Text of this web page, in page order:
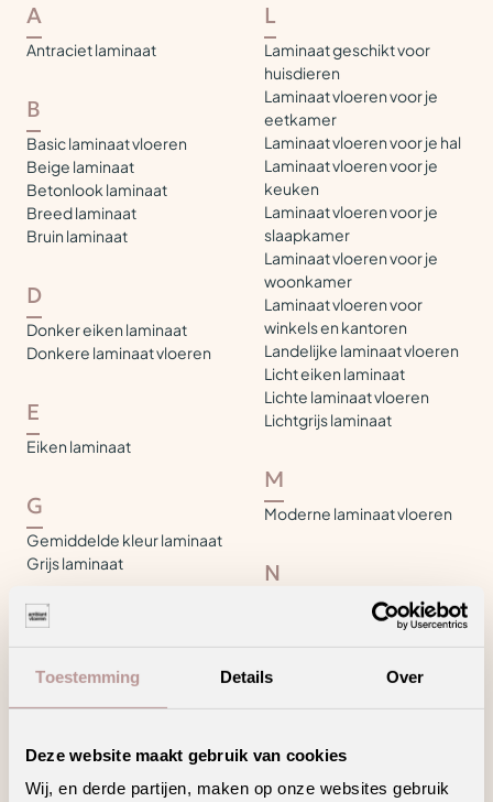
Toestemming Details Over
Deze website maakt gebruik van cookies
Wij, en derde partijen, maken op onze websites gebruik
A
Antraciet laminaat
B
Basic laminaat vloeren
Beige laminaat
Betonlook laminaat
Breed laminaat
Bruin laminaat
D
Donker eiken laminaat
Donkere laminaat vloeren
E
Eiken laminaat
G
Gemiddelde kleur laminaat
Grijs laminaat
I
K
Klassieke laminaat vloeren
L
Laminaat geschikt voor
huisdieren
Laminaat vloeren voor je
eetkamer
Laminaat vloeren voor je hal
Laminaat vloeren voor je
keuken
Laminaat vloeren voor je
slaapkamer
Laminaat vloeren voor je
woonkamer
Laminaat vloeren voor
winkels en kantoren
Landelijke laminaat vloeren
Licht eiken laminaat
Lichte laminaat vloeren
Lichtgrijs laminaat
M
Moderne laminaat vloeren
N
Naturel eiken laminaat
S
V
Vintage laminaat vloeren